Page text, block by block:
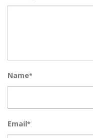
Name*
Email*